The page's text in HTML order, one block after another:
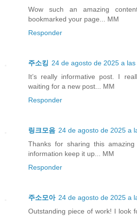
Wow such an amazing
bookmarked your page... MM
Responder
주소킹 24 de agosto de 2025 a
It’s really informative post. I
waiting for a new post... MM
Responder
링크모음 24 de agosto de 2025 a
Thanks for sharing this
information keep it up... MM
Responder
주소모아 24 de agosto de 2025 a
Outstanding piece of work! I look